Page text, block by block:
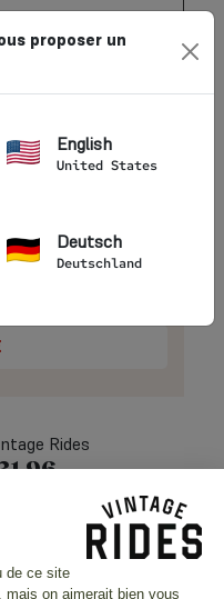
Mot de passe oublié ?
Rides
96
proposer un
English
United States
Deutsch
Deutschland
de ce site
mais on aimerait bien vous